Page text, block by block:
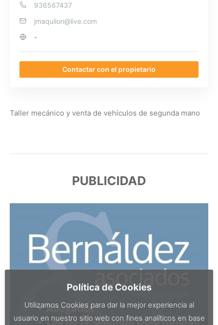
936567437
jmaquilon@live.com
-
Contactar con el propietario
Taller mecánico y venta de vehículos de segunda mano
PUBLICIDAD
Política de Cookies
Utilizamos Cookies para dar la mejor experiencia al
usuario en nuestro sitio web con fines analíticos en base